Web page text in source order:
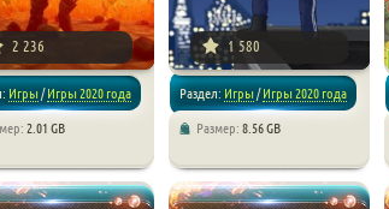
2 236
Игры/Игры 2020 года
2.01 GB
1 580
Раздел: Игры/Игры 2020 года
Размер: 8.56 GB